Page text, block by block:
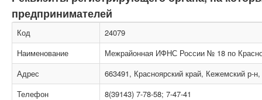
предпринимателей
Код
24079
Наименование
Межрайонная ИФНС России № 18 по
Адрес
663491, Красноярский край, Кежемский р-
Телефон
8(39143) 7-78-58; 7-47-41